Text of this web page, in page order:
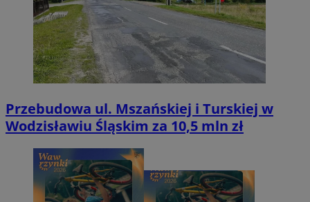
Przebudowa ul. Mszańskiej i Turskiej w
Wodzisławiu Śląskim za 10,5 mln zł